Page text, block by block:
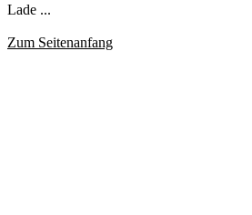
Lade ...
Zum Seitenanfang